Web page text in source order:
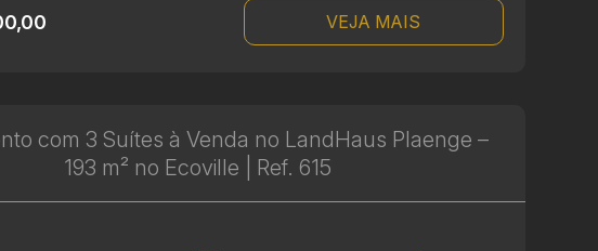
até 15 veículos ...
VEJA MAIS
com 3 Suítes à Venda no LandHaus Plaenge –
193 m² no Ecoville | Ref. 615